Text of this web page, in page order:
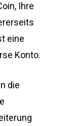
Ihre
eine
Konto.
die